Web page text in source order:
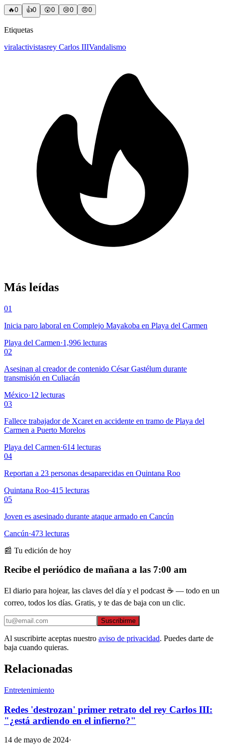
🔥0 👍0 😲0 😢0 😠0
Etiquetas
viralactivistasrey Carlos IIIVandalismo
Más leídas
01
Inicia paro laboral en Complejo Mayakoba en Playa del Carmen
Playa del Carmen·1,996 lecturas
02
Asesinan al creador de contenido César Gastélum durante
transmisión en Culiacán
México·12 lecturas
03
Fallece trabajador de Xcaret en accidente en tramo de Playa del
Carmen a Puerto Morelos
Playa del Carmen·614 lecturas
04
Reportan a 23 personas desaparecidas en Quintana Roo
Quintana Roo·415 lecturas
05
Joven es asesinado durante ataque armado en Cancún
Cancún·473 lecturas
📰 Tu edición de hoy
Recibe el periódico de mañana a las 7:00 am
El diario para hojear, las claves del día y el podcast ☕ — todo en un
correo, todos los días. Gratis, y te das de baja con un clic.
Suscribirme
Al suscribirte aceptas nuestro aviso de privacidad. Puedes darte de
baja cuando quieras.
Relacionadas
Entretenimiento
Redes 'destrozan' primer retrato del rey Carlos III:
"¿está ardiendo en el infierno?"
14 de mayo de 2024·